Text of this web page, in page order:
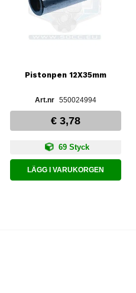
Pistonpen 12X35mm
550024994
€ 3,78
69 Styck
LÄGG I VARUKORGEN